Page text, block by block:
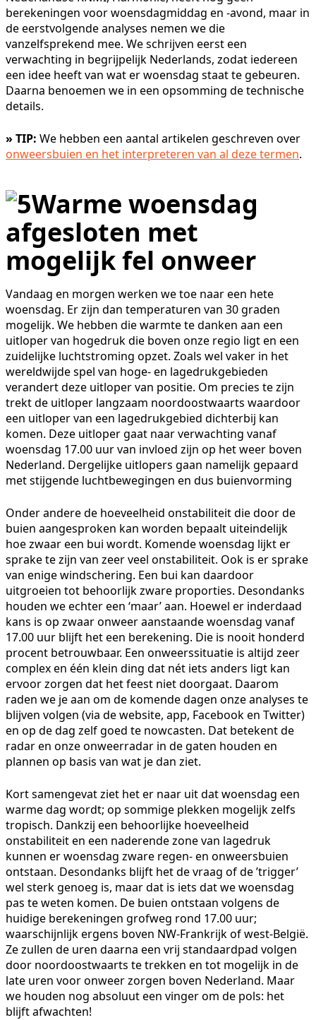
berekeningen voor woensdagmiddag en -avond, maar in
de eerstvolgende analyses nemen we die
vanzelfsprekend mee. We schrijven eerst een
verwachting in begrijpelijk Nederlands, zodat iedereen
een idee heeft van wat er woensdag staat te gebeuren.
Daarna benoemen we in een opsomming de technische
details.
» TIP: We hebben een aantal artikelen geschreven over
onweersbuien en het interpreteren van al deze termen.
Warme woensdag
afgesloten met
mogelijk fel onweer
Vandaag en morgen werken we toe naar een hete
woensdag. Er zijn dan temperaturen van 30 graden
mogelijk. We hebben die warmte te danken aan een
uitloper van hogedruk die boven onze regio ligt en een
zuidelijke luchtstroming opzet. Zoals wel vaker in het
wereldwijde spel van hoge- en lagedrukgebieden
verandert deze uitloper van positie. Om precies te zijn
trekt de uitloper langzaam noordoostwaarts waardoor
een uitloper van een lagedrukgebied dichterbij kan
komen. Deze uitloper gaat naar verwachting vanaf
woensdag 17.00 uur van invloed zijn op het weer boven
Nederland. Dergelijke uitlopers gaan namelijk gepaard
met stijgende luchtbewegingen en dus buienvorming
Onder andere de hoeveelheid onstabiliteit die door de
buien aangesproken kan worden bepaalt uiteindelijk
hoe zwaar een bui wordt. Komende woensdag lijkt er
sprake te zijn van zeer veel onstabiliteit. Ook is er sprake
van enige windschering. Een bui kan daardoor
uitgroeien tot behoorlijk zware proporties. Desondanks
houden we echter een ‘maar’ aan. Hoewel er inderdaad
kans is op zwaar onweer aanstaande woensdag vanaf
17.00 uur blijft het een berekening. Die is nooit honderd
procent betrouwbaar. Een onweerssituatie is altijd zeer
complex en één klein ding dat nét iets anders ligt kan
ervoor zorgen dat het feest niet doorgaat. Daarom
raden we je aan om de komende dagen onze analyses te
blijven volgen (via de website, app, Facebook en Twitter)
en op de dag zelf goed te nowcasten. Dat betekent de
radar en onze onweerradar in de gaten houden en
plannen op basis van wat je dan ziet.
Kort samengevat ziet het er naar uit dat woensdag een
warme dag wordt; op sommige plekken mogelijk zelfs
tropisch. Dankzij een behoorlijke hoeveelheid
onstabiliteit en een naderende zone van lagedruk
kunnen er woensdag zware regen- en onweersbuien
ontstaan. Desondanks blijft het de vraag of de ’trigger’
wel sterk genoeg is, maar dat is iets dat we woensdag
pas te weten komen. De buien ontstaan volgens de
huidige berekeningen grofweg rond 17.00 uur;
waarschijnlijk ergens boven NW-Frankrijk of west-België.
Ze zullen de uren daarna een vrij standaardpad volgen
door noordoostwaarts te trekken en tot mogelijk in de
late uren voor onweer zorgen boven Nederland. Maar
we houden nog absoluut een vinger om de pols: het
blijft afwachten!